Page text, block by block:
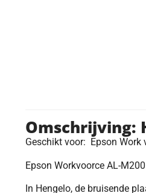
Omschrijving:
Geschikt voor: Epson Work
Epson Workvoorce AL-
In Hengelo, de bruisende